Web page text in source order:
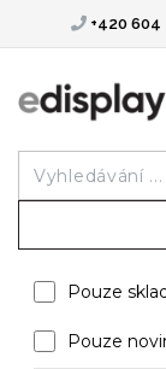
+420 604
Pouze
Pouze